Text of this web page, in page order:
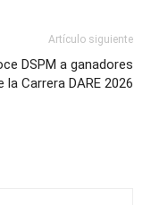
Artículo siguiente
DSPM a ganadores
la Carrera DARE 2026